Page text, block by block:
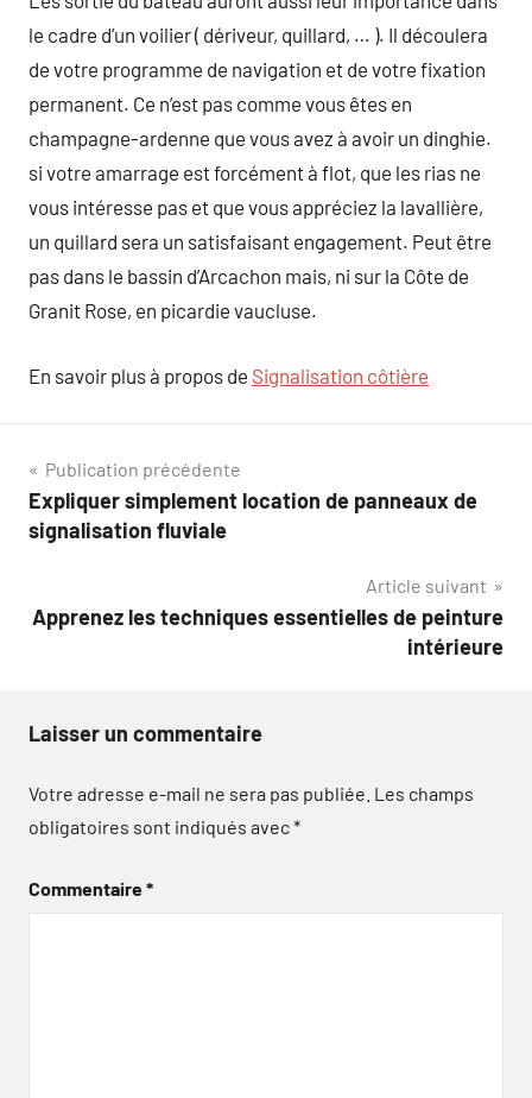
le cadre d’un voilier ( dériveur, quillard, … ). Il découlera
de votre programme de navigation et de votre fixation
permanent. Ce n’est pas comme vous êtes en
champagne-ardenne que vous avez à avoir un dinghie.
si votre amarrage est forcément à flot, que les rias ne
vous intéresse pas et que vous appréciez la lavallière,
un quillard sera un satisfaisant engagement. Peut être
pas dans le bassin d’Arcachon mais, ni sur la Côte de
Granit Rose, en picardie vaucluse.
En savoir plus à propos de Signalisation côtière
Navigation
de
Publication précédente
Expliquer simplement location de panneaux de
signalisation fluviale
Article suivant
Apprenez les techniques essentielles de peinture
intérieure
Laisser un commentaire
Votre adresse e-mail ne sera pas publiée. Les champs
obligatoires sont indiqués avec*
Commentaire*